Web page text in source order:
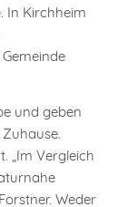
In Kirchheim
und geben
„Im Vergleich
Weder